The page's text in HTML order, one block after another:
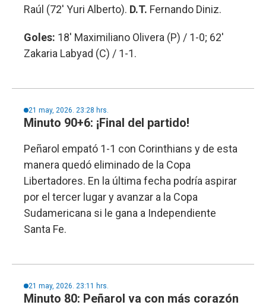
Raúl (72' Yuri Alberto). D.T. Fernando Diniz.
Goles: 18' Maximiliano Olivera (P) / 1-0; 62'
Zakaria Labyad (C) / 1-1.
21 may, 2026. 23:28 hrs.
Minuto 90+6: ¡Final del partido!
Peñarol empató 1-1 con Corinthians y de esta
manera quedó eliminado de la Copa
Libertadores. En la última fecha podría aspirar
por el tercer lugar y avanzar a la Copa
Sudamericana si le gana a Independiente
Santa Fe.
21 may, 2026. 23:11 hrs.
Minuto 80: Peñarol va con más corazón